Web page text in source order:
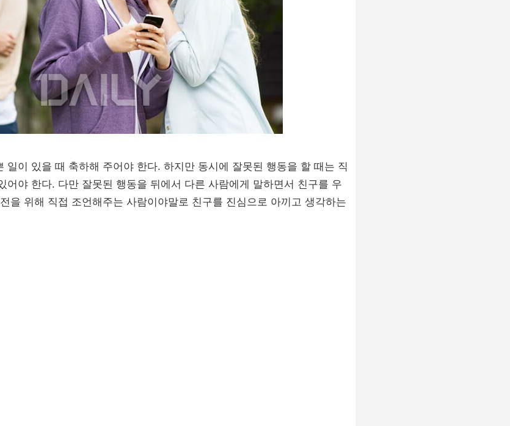
일이 있을 때 축하해 주어야 한다. 하지만 동시에 잘못된 행동을 할 때는 직
어야 한다. 다만 잘못된 행동을 뒤에서 다른 사람에게 말하면서 친구를 우
을 위해 직접 조언해주는 사람이야말로 친구를 진심으로 아끼고 생각하는